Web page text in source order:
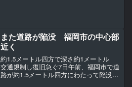
また道路が陥没 福岡市の中心部
近く
約1.5メートル四方で深さ約1メートル
交通規制し復旧急ぐ7日午前、福岡市で道
路が約1.5メートル四方にわたって陥没し